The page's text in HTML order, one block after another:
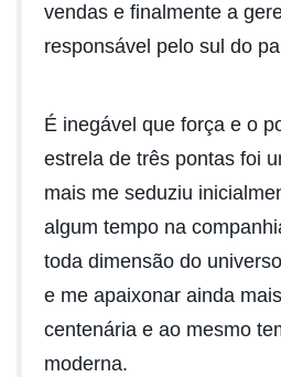
vendas e finalmente a
responsável pelo sul do
É inegável que força e o
estrela de três pontas foi
mais me seduziu
algum tempo na
toda dimensão do
e me apaixonar ainda
centenária e ao mesmo
moderna.